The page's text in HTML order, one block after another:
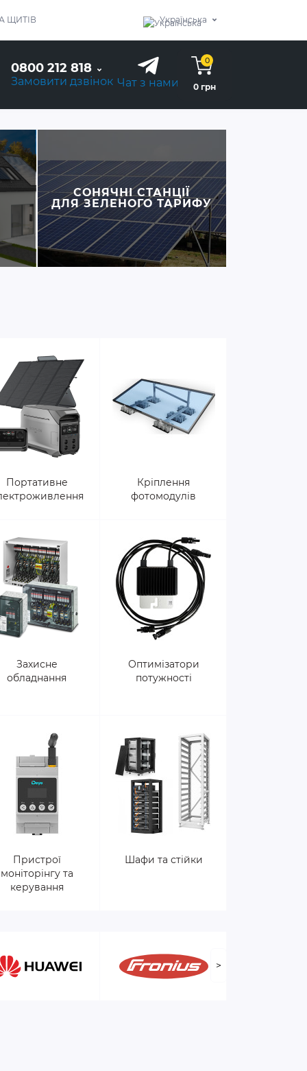
ЩИТІВ Українська
0800 212 818
Замовити дзвінок Чат з нами
0
0 грн
СОНЯЧНІ СТАНЦІЇ
ДЛЯ ЗЕЛЕНОГО ТАРИФУ
Портативне
Кріплення
фотомодулів
Захисне
обладнання
Оптимізатори
потужності
Пристрої
моніторінгу та
керування
Шафи та стійки
>